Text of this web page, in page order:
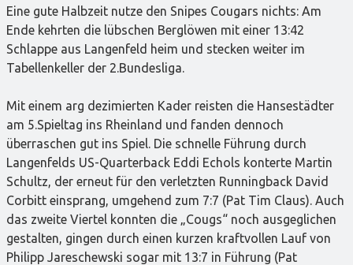
Eine gute Halbzeit nutze den Snipes Cougars nichts: Am
Ende kehrten die lübschen Berglöwen mit einer 13:42
Schlappe aus Langenfeld heim und stecken weiter im
Tabellenkeller der 2.Bundesliga.
Mit einem arg dezimierten Kader reisten die Hansestädter
am 5.Spieltag ins Rheinland und fanden dennoch
überraschen gut ins Spiel. Die schnelle Führung durch
Langenfelds US-Quarterback Eddi Echols konterte Martin
Schultz, der erneut für den verletzten Runningback David
Corbitt einsprang, umgehend zum 7:7 (Pat Tim Claus). Auch
das zweite Viertel konnten die „Cougs“ noch ausgeglichen
gestalten, gingen durch einen kurzen kraftvollen Lauf von
Philipp Jareschewski sogar mit 13:7 in Führung (Pat